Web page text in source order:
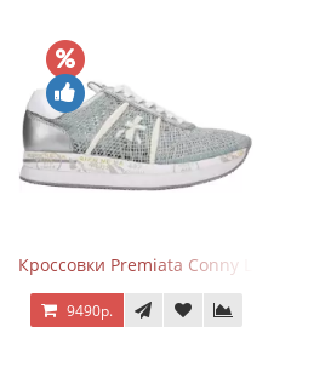
Кроссовки Premiata Conny Lace Blue
9490р.